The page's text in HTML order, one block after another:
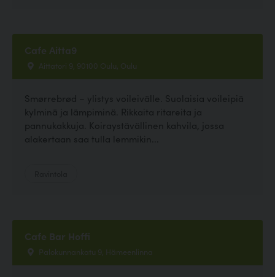
Cafe Aitta9
Aittatori 9, 90100 Oulu, Oulu
Smørrebrød – ylistys voileivälle. Suolaisia voileipiä
kylminä ja lämpiminä. Rikkaita ritareita ja
pannukakkuja. Koiraystävällinen kahvila, jossa
alakertaan saa tulla lemmikin...
Cafe Bar Hoffi
Palokunnankatu 9, Hämeenlinna